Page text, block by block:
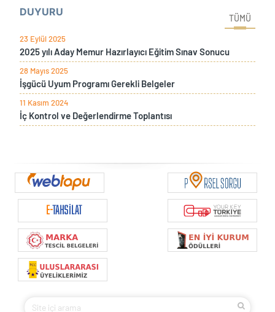
DUYURU
TÜMÜ
23 Eylül 2025
2025 yılı Aday Memur Hazırlayıcı Eğitim Sınav Sonucu
28 Mayıs 2025
İşgücü Uyum Programı Gerekli Belgeler
11 Kasım 2024
İç Kontrol ve Değerlendirme Toplantısı